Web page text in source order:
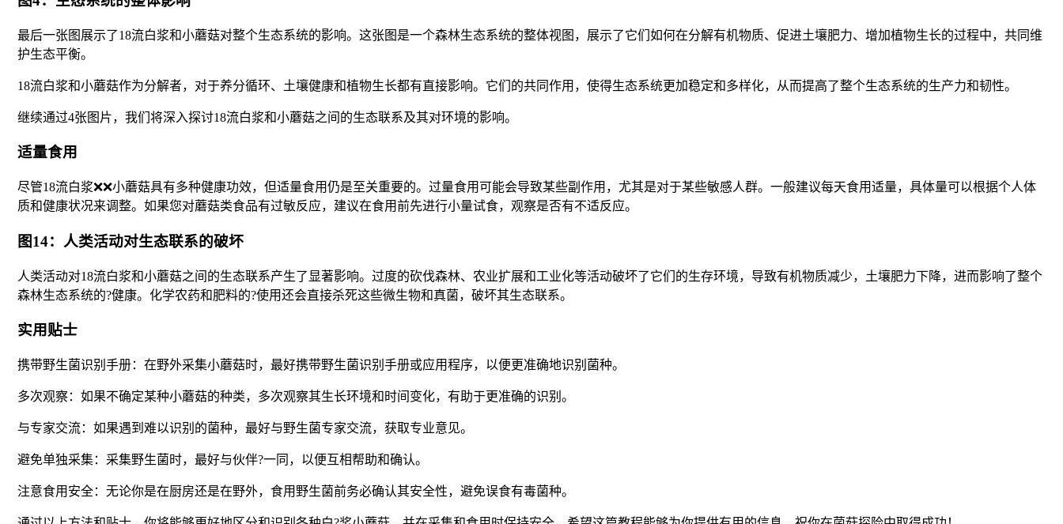
最后一张图展示了18流白浆和小蘑菇对整个生态系统的影响。这张图是一个森林生态系统的整体视图，展示了它们如何在分解有机物质、促进土壤肥力、增加植物生长的过程中，共同维
护生态平衡。
18流白浆和小蘑菇作为分解者，对于养分循环、土壤健康和植物生长都有直接影响。它们的共同作用，使得生态系统更加稳定和多样化，从而提高了整个生态系统的生产力和韧性。
继续通过4张图片，我们将深入探讨18流白浆和小蘑菇之间的生态联系及其对环境的影响。
适量食用
尽管18流白浆❌❌小蘑菇具有多种健康功效，但适量食用仍是至关重要的。过量食用可能会导致某些副作用，尤其是对于某些敏感人群。一般建议每天食用适量，具体量可以根据个人体
质和健康状况来调整。如果您对蘑菇类食品有过敏反应，建议在食用前先进行小量试食，观察是否有不适反应。
图14：人类活动对生态联系的破坏
人类活动对18流白浆和小蘑菇之间的生态联系产生了显著影响。过度的砍伐森林、农业扩展和工业化等活动破坏了它们的生存环境，导致有机物质减少，土壤肥力下降，进而影响了整个
森林生态系统的?健康。化学农药和肥料的?使用还会直接杀死这些微生物和真菌，破坏其生态联系。
实用贴士
携带野生菌识别手册：在野外采集小蘑菇时，最好携带野生菌识别手册或应用程序，以便更准确地识别菌种。
多次观察：如果不确定某种小蘑菇的种类，多次观察其生长环境和时间变化，有助于更准确的识别。
与专家交流：如果遇到难以识别的菌种，最好与野生菌专家交流，获取专业意见。
避免单独采集：采集野生菌时，最好与伙伴?一同，以便互相帮助和确认。
注意食用安全：无论你是在厨房还是在野外，食用野生菌前务必确认其安全性，避免误食有毒菌种。